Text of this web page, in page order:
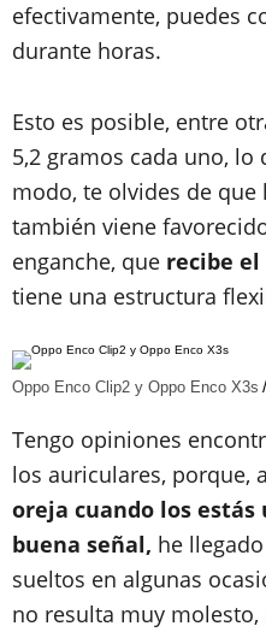
efectivamente, puedes
durante horas.
Esto es posible, entre
5,2 gramos cada uno, lo
modo, te olvides de que
también viene
enganche, que recibe el
tiene una estructura
Oppo Enco Clip2 y Oppo Enco X3s
Tengo opiniones
los auriculares, porque,
oreja cuando los
buena señal, he
sueltos en algunas
no resulta muy molesto,